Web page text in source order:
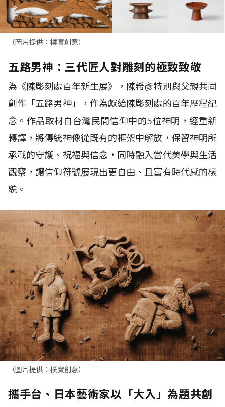
（圖片提供：樸實創意）
五路男神：三代匠人對雕刻的極致致敬
為《陳彫刻處百年新生展》，陳希彥特別與父親共同
創作「五路男神」，作為獻給陳彫刻處的百年歷程紀
念。作品取材自台灣民間信仰中的5位神明，經重新
轉譯，將傳統神像從既有的框架中解放，保留神明所
承載的守護、祝福與信念，同時融入當代美學與生活
觀察，讓信仰符號展現出更自由、且富有時代感的樣
貌。
（圖片提供：樸實創意）
攜手台、日本藝術家以「大入」為題共創